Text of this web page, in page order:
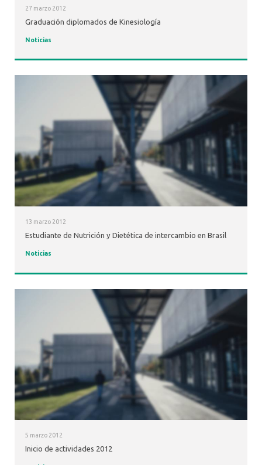
27 marzo 2012
Graduación diplomados de Kinesiología
Noticias
13 marzo 2012
Estudiante de Nutrición y Dietética de intercambio en Brasil
Noticias
5 marzo 2012
Inicio de actividades 2012